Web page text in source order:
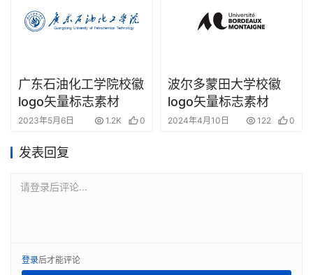
广东石油化工学院校徽
logo矢量标志素材
2023年5月6日 1.2K 0
波尔多蒙田大学校徽
logo矢量标志素材
2024年4月10日 122 0
发表回复
请登录后评论...
登录后才能评论